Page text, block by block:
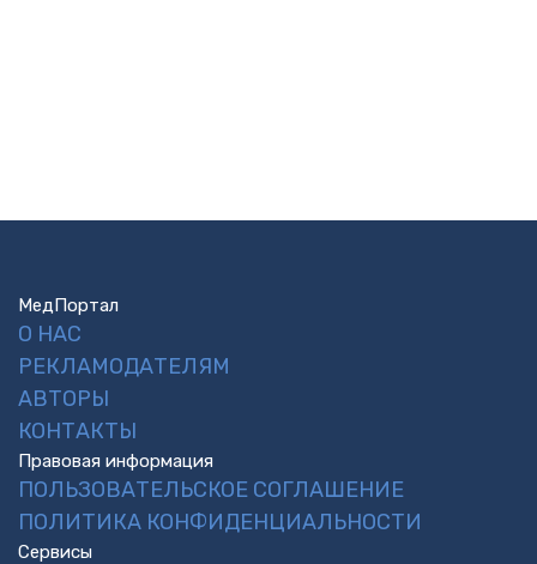
МедПортал
О НАС
РЕКЛАМОДАТЕЛЯМ
АВТОРЫ
КОНТАКТЫ
Правовая информация
ПОЛЬЗОВАТЕЛЬСКОЕ СОГЛАШЕНИЕ
ПОЛИТИКА КОНФИДЕНЦИАЛЬНОСТИ
Сервисы